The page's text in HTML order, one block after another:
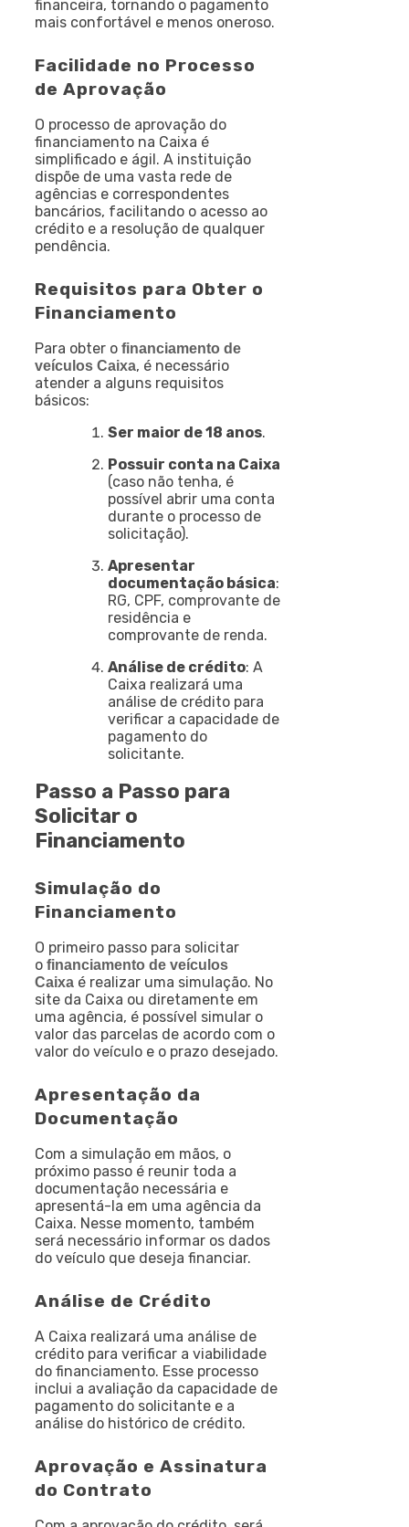
financeira, tornando o pagamento
mais confortável e menos oneroso.
Facilidade no Processo
de Aprovação
O processo de aprovação do
financiamento na Caixa é
simplificado e ágil. A instituição
dispõe de uma vasta rede de
agências e correspondentes
bancários, facilitando o acesso ao
crédito e a resolução de qualquer
pendência.
Requisitos para Obter o
Financiamento
Para obter o financiamento de
veículos Caixa, é necessário
atender a alguns requisitos
básicos:
Ser maior de 18 anos.
Possuir conta na Caixa
(caso não tenha, é
possível abrir uma conta
durante o processo de
solicitação).
Apresentar
documentação básica:
RG, CPF, comprovante de
residência e
comprovante de renda.
Análise de crédito: A
Caixa realizará uma
análise de crédito para
verificar a capacidade de
pagamento do
solicitante.
Passo a Passo para
Solicitar o
Financiamento
Simulação do
Financiamento
O primeiro passo para solicitar
o financiamento de veículos
Caixa é realizar uma simulação. No
site da Caixa ou diretamente em
uma agência, é possível simular o
valor das parcelas de acordo com o
valor do veículo e o prazo desejado.
Apresentação da
Documentação
Com a simulação em mãos, o
próximo passo é reunir toda a
documentação necessária e
apresentá-la em uma agência da
Caixa. Nesse momento, também
será necessário informar os dados
do veículo que deseja financiar.
Análise de Crédito
A Caixa realizará uma análise de
crédito para verificar a viabilidade
do financiamento. Esse processo
inclui a avaliação da capacidade de
pagamento do solicitante e a
análise do histórico de crédito.
Aprovação e Assinatura
do Contrato